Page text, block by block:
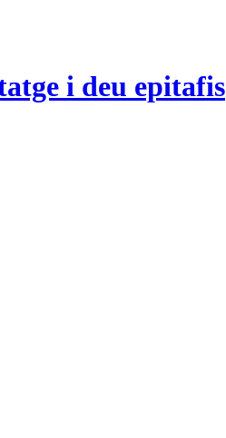
i deu epitafis